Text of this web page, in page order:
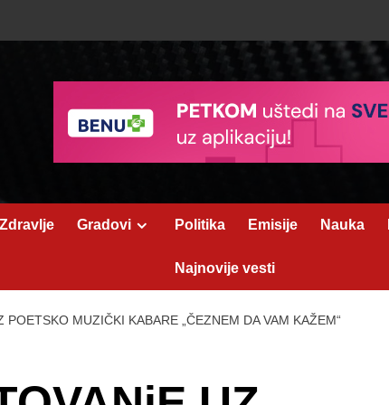
Zdravlje Gradovi Politika Emisije Nauka
Najnovije vesti
MUZIČKI KABARE „ČEZNEM DA VAM KAŽEM“